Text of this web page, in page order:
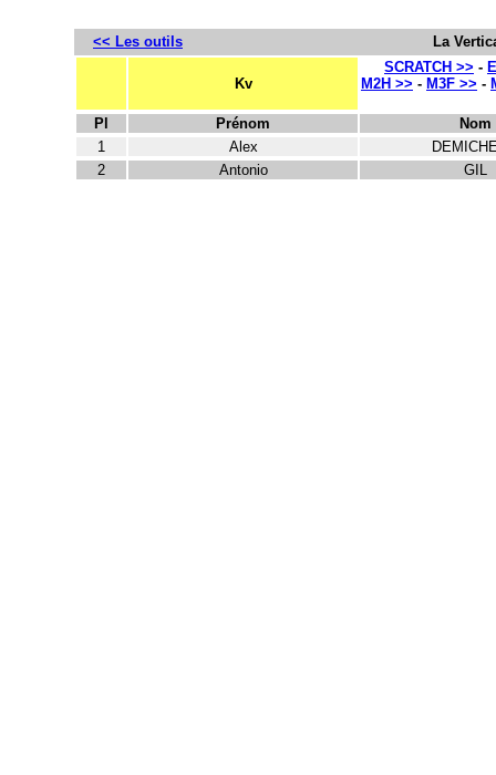
<< Les outils La
Kv
SCRATCH >> -
M2H >> - M3F >> -
Pl Prénom
Nom
1
Alex
2
Antonio GIL